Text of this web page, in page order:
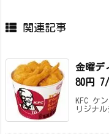
関連記事
金曜デ
80円 7/
KFC ケ
リジナ